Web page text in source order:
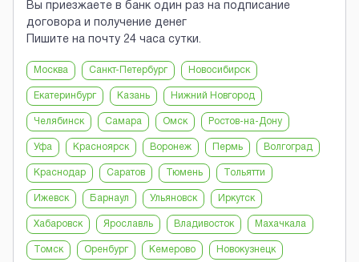
Вы приезжаете в банк один раз на подписание
договора и получение денег
Пишите на почту 24 часа сутки.
Москва Санкт-Петербург Новосибирск
Екатеринбург Казань Нижний Новгород
Челябинск Самара Омск Ростов-на-Дону
Уфа Красноярск Воронеж Пермь Волгоград
Краснодар Саратов Тюмень Тольятти
Ижевск Барнаул Ульяновск Иркутск
Хабаровск Ярославль Владивосток Махачкала
Томск Оренбург Кемерово Новокузнецк